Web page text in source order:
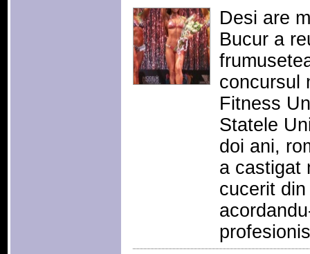
Desi are
Bucur a
concursul
Fitness
Statele
doi ani,
a castigat
cucerit